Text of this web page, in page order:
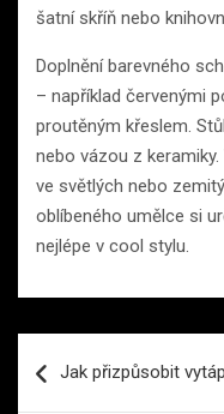
šatní skříň nebo
Doplnění barevného
– například červenými
proutěným křeslem.
nebo vázou z
ve světlých nebo
oblíbeného umělce si
nejlépe v cool stylu.
proJak přizpůsobit